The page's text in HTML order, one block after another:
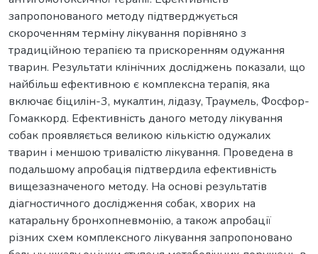
запропонованого методу підтверджується
скороченням терміну лікування порівняно з
традиційною терапією та прискоренням одужання
тварин. Результати клінічних досліджень показали, що
найбільш ефективною є комплексна терапія, яка
включає біцилін-3, мукалтин, лідазу, Траумель, Фосфор-
Гомаккорд. Ефективність даного методу лікування
собак проявляється великою кількістю одужалих
тварин і меншою тривалістю лікування. Проведена в
подальшому апробація підтвердила ефективність
вищезазначеного методу. На основі результатів
діагностичного дослідження собак, хворих на
катаральну бронхопневмонію, а також апробації
різних схем комплексного лікування запропоновано